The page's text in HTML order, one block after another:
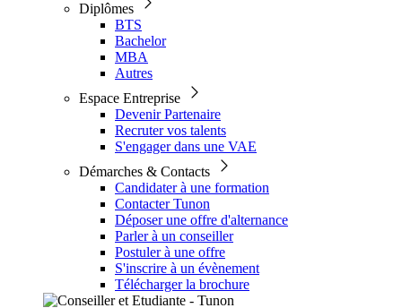
Diplômes
BTS
Bachelor
MBA
Autres
Espace Entreprise
Devenir Partenaire
Recruter vos talents
S'engager dans une VAE
Démarches & Contacts
Candidater à une formation
Contacter Tunon
Déposer une offre d'alternance
Parler à un conseiller
Postuler à une offre
S'inscrire à un évènement
Télécharger la brochure